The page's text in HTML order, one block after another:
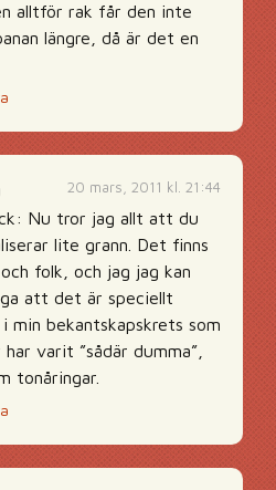
alltför rak får den inte
längre, då är det en
20 mars, 2011 kl. 21:44
Nu tror jag allt att du
lite grann. Det finns
folk, och jag jag kan
att det är speciellt
i min bekantskapskrets som
varit ”sådär dumma”,
tonåringar.